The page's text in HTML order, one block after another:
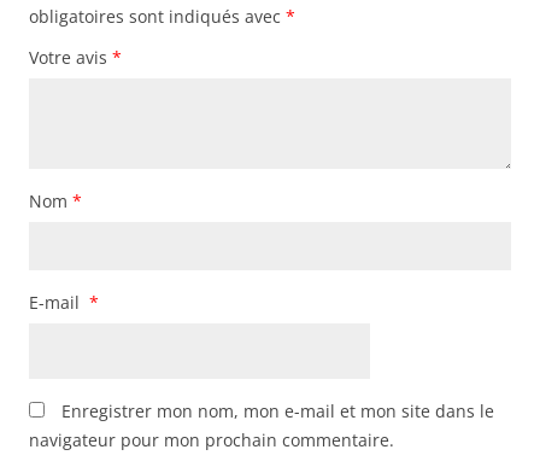
obligatoires sont indiqués avec *
Votre avis *
Nom *
E-mail *
Enregistrer mon nom, mon e-mail et mon site dans le
navigateur pour mon prochain commentaire.